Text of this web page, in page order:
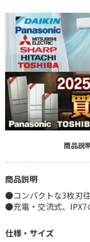
商品説
商品説明
●コンパクトな3枚刃
●充電・交流式、IPX7
仕様・サイズ